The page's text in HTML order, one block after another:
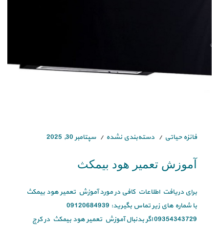
فائزه حیاتی دسته‌بندی نشده سپتامبر 30, 2025
آموزش تعمیر هود بیمکث
برای دریافت اطلاعات کافی در مورد آموزش تعمیر هود بیمکث
09354343729 اگر بدنبال آموزش تعمیر هود بیمکث در کرج